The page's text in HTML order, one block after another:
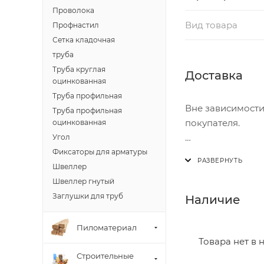
Вид товара
Доставка
Вне
покупателя.
Итоговая
- количества
Наличие
Товара нет в
Проволока
Профнастил
Сетка кладочная
труба
Труба круглая
оцинкованная
Труба профильная
Труба профильная
оцинкованная
Угол
Фиксаторы для арматуры
Швеллер
Швеллер гнутый
Заглушки для труб
Пиломатериал
Строительные